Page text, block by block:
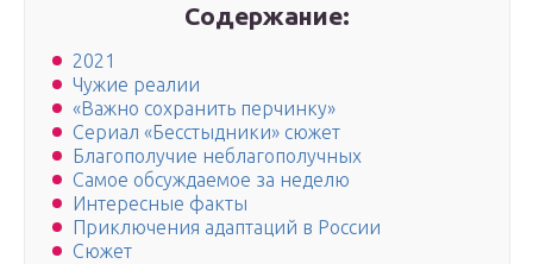
Содержание:
2021
Чужие реалии
«Важно сохранить перчинку»
Сериал «Бесстыдники» сюжет
Благополучие неблагополучных
Самое обсуждаемое за неделю
Интересные факты
Приключения адаптаций в России
Сюжет